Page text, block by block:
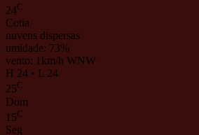
24C
Cotia
nuvens dispersas
umidade: 73%
vento: 1km/h WNW
H 24 • L 24
25C
Dom
15C
Seg